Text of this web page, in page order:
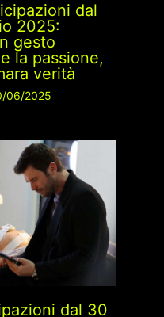
dal
2025:
gesto
la passione,
verità
06/2025
dal 30